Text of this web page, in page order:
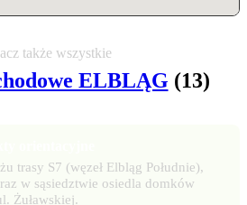
także wszystkie
ELBLĄG (13)
trasy S7 (węzeł Elbląg Południe),
w sąsiedztwie osiedla domków
Żuławskiej.